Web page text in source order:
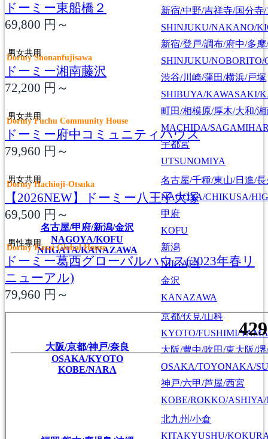
新宿/中野/吉祥寺/国分寺
SHINJUKU/NAKANO/
新宿/登戸/調布/府中/多
SHINJUKU/
渋谷/川崎/蒲田/横浜/戸塚
SHIBUYA/KAWASAKI/
町田/相模原/厚木/大和/湘
MACHIDA/
宇都宮
UTSUNOMIYA
名古屋/甲府/新潟/金沢
NAGOYA/KOFU
NIIGATA/KANAZAWA
名古屋/千種/東山/日進/
NAGOYA/CHIKUSA/
甲府
KOFU
新潟
NIIGATA
金沢
KANAZAWA
大阪/京都/神戸/奈良
OSAKA/KYOTO
KOBE/NARA
京都/伏見/山科
KYOTO/FUSHIMI/
大阪/豊中/吹田/東大阪/
OSAKA/TOYONAKA/
神戸/六甲/芦屋/西宮
KOBE/ROKKO/
北九州/小倉
KITAKYUSHU/
ドーミー東船橋２
69,800 円～
男女共用
Dormy Shonanfujisawa
ドーミー湘南藤沢
72,200 円～
男女共用
Dormy Fuchu Community House
ドーミー府中コミュニティハウス
79,960 円～
男女共用
Dormy Hachioji-Otsuka
【2026NEW】ドーミー八王子大塚
69,500 円～
男性專用
Dormy Kasai Global House
ドーミー葛西グローバルハウス(2023年春リ
ニューアル)
79,960 円～